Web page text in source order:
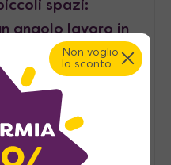
spazi:
angolo lavoro in
per
Non voglio
lo sconto